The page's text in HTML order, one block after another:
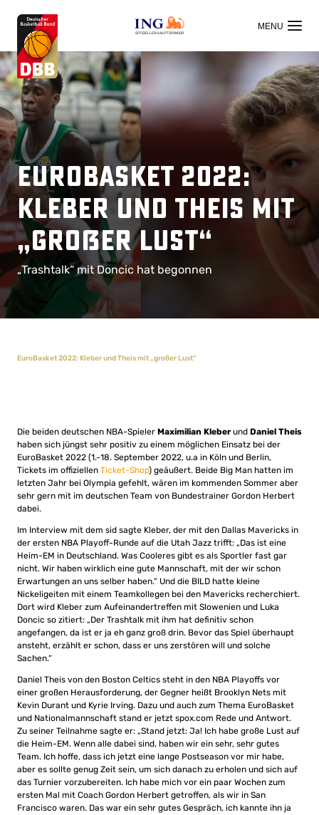
OFFIZIELLER HAUPTSPONSOR
EuroBasket 2022:
Kleber und Theis mit
„großer Lust“
„Trashtalk“ mit Doncic hat begonnen
EuroBasket 2022: Kleber und Theis mit „großer Lust“
Die beiden deutschen NBA-Spieler Maximilian Kleberund Daniel Theis
haben sich jüngst sehr positiv zu einem möglichen Einsatz bei der
EuroBasket 2022 (1.-18. September 2022, u.a in Köln und Berlin,
Tickets im offiziellen Ticket-Shop) geäußert. Beide Big Man hatten im
letzten Jahr bei Olympia gefehlt, wären im kommenden Sommer aber
sehr gern mit im deutschen Team von Bundestrainer Gordon Herbert
dabei.
Im Interview mit dem sid sagte Kleber, der mit den Dallas Mavericks in
der ersten NBA Playoff-Runde auf die Utah Jazz trifft: „Das ist eine
Heim-EM in Deutschland. Was Cooleres gibt es als Sportler fast gar
nicht. Wir haben wirklich eine gute Mannschaft, mit der wir schon
Erwartungen an uns selber haben.“ Und die BILD hatte kleine
Nickeligeiten mit einem Teamkollegen bei den Mavericks recherchiert.
Dort wird Kleber zum Aufeinandertreffen mit Slowenien und Luka
Doncic so zitiert: „Der Trashtalk mit ihm hat definitiv schon
angefangen, da ist er ja eh ganz groß drin. Bevor das Spiel überhaupt
ansteht, erzählt er schon, dass er uns zerstören will und solche
Sachen.“
Daniel Theis von den Boston Celtics steht in den NBA Playoffs vor
einer großen Herausforderung, der Gegner heißt Brooklyn Nets mit
Kevin Durant und Kyrie Irving. Dazu und auch zum Thema EuroBasket
und Nationalmannschaft stand er jetzt spox.com Rede und Antwort.
Zu seiner Teilnahme sagte er: „Stand jetzt: Ja! Ich habe große Lust auf
die Heim-EM. Wenn alle dabei sind, haben wir ein sehr, sehr gutes
Team. Ich hoffe, dass ich jetzt eine lange Postseason vor mir habe,
aber es sollte genug Zeit sein, um sich danach zu erholen und sich auf
das Turnier vorzubereiten. Ich habe mich vor ein paar Wochen zum
ersten Mal mit Coach Gordon Herbert getroffen, als wir in San
Francisco waren. Das war ein sehr gutes Gespräch, ich kannte ihn ja